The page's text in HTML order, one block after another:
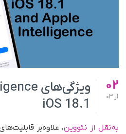
02
از
iOS 18.1
به‌نقل از نئووین